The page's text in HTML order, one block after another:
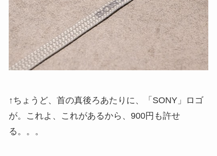
↑ちょうど、首の真後ろあたりに、「SONY」ロゴ
が。これよ、これがあるから、900円も許せ
る。。。